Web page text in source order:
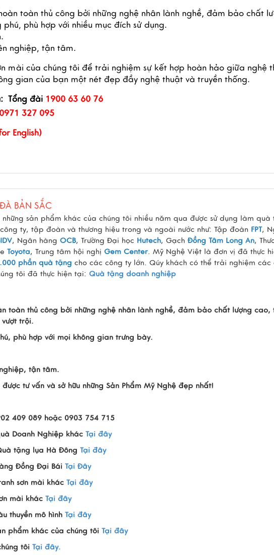
toàn thủ công bởi những nghệ nhân lành nghề, đảm bảo chất
phù hợp với nhiều mục đích sử dụng.
nghiệp, tận tâm.
mài của chúng tôi để trải nghiệm sự kết hợp hoàn hảo giữa nghệ
gian của bạn một nét đẹp đầy nghệ thuật và truyền thống.
Tổng đài 1900 63 60 76
327 095
English)
BẢN SẮC
sản phẩm khác của chúng tôi nhiều năm qua được sử dụng làm quà
ty, tập đoàn và thương hiệu trong và ngoài nước như: Tập đoàn FPT,
, Ngân hàng OCB, Trường Đại học Hutech, Gạch Đồng Tâm Long An,
Toyota, Trung tâm hội nghị Gem Center. Mỹ Nghệ Việt là đơn vị đã thực
phần quà tặng cho các công ty lớn. Qúy khách có thể trải nghiệm các
tôi đã thực hiện tại: Quà tặng doanh nghiệp
toàn thủ công bởi những nghệ nhân lành nghề, đảm bảo chất lượng cao,
trội.
phù hợp với mọi không gian trưng bày.
tận tâm.
tư vấn và sở hữu những Sản Phẩm Mỹ Nghệ đẹp nhất!
409 089 hoặc 0903 754 715
Doanh Nghiệp khác Tại đây
tặng lụa Hà Đông Tại đây
Đồng Đại Bái Tại Đây
sơn mài khác Tại đây
mài khác Tại đây
thuyền mô hình Tại đây
phẩm khác của chúng tôi Tại đây
tôi Tại đây.